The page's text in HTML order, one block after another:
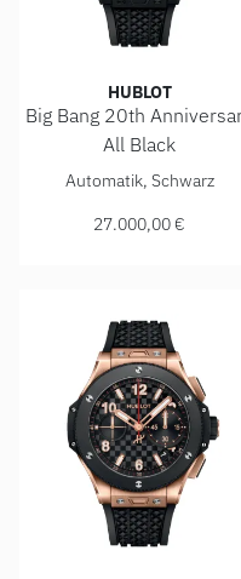
HUBLOT
Big Bang 20th
All Black
Hublot Big Bang 20th
Automatik, Schwarz
27.000,00 €